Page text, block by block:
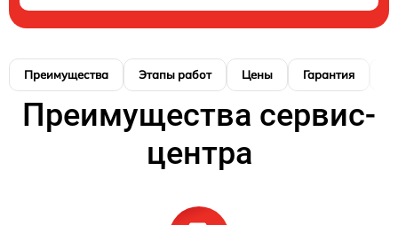
Преимущества Этапы работ Цены Гарантия
Преимущества сервис-
центра